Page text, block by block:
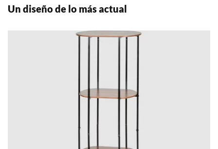
Un diseño de lo más actual